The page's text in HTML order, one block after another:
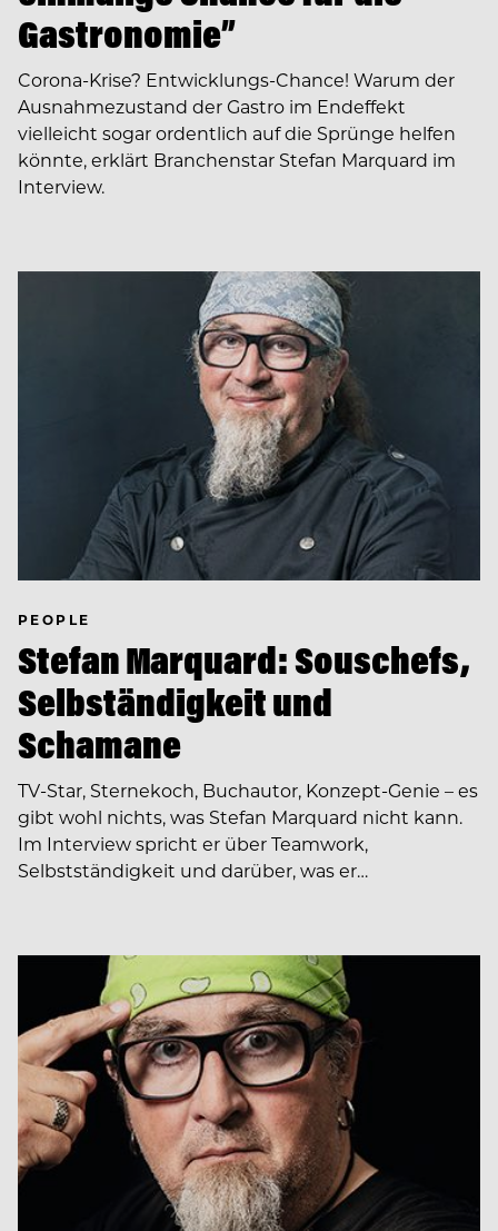
Gastronomie”
Corona-Krise? Entwicklungs-Chance! Warum der
Ausnahmezustand der Gastro im Endeffekt
vielleicht sogar ordentlich auf die Sprünge helfen
könnte, erklärt Branchenstar Stefan Marquard im
Interview.
PEOPLE
Stefan Marquard: Souschefs,
Selbständigkeit und
Schamane
TV-Star, Sternekoch, Buchautor, Konzept-Genie – es
gibt wohl nichts, was Stefan Marquard nicht kann.
Im Interview spricht er über Teamwork,
Selbstständigkeit und darüber, was er…